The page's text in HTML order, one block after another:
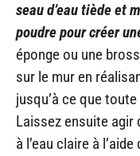
seau d’eau tiède et
poudre pour créer
éponge ou une
sur le mur en
jusqu’à ce que
Laissez ensuite agir
à l’eau claire à